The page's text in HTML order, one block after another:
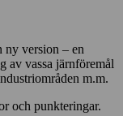
ny version – en
av vassa järnföremål
m.m.
och punkteringar.